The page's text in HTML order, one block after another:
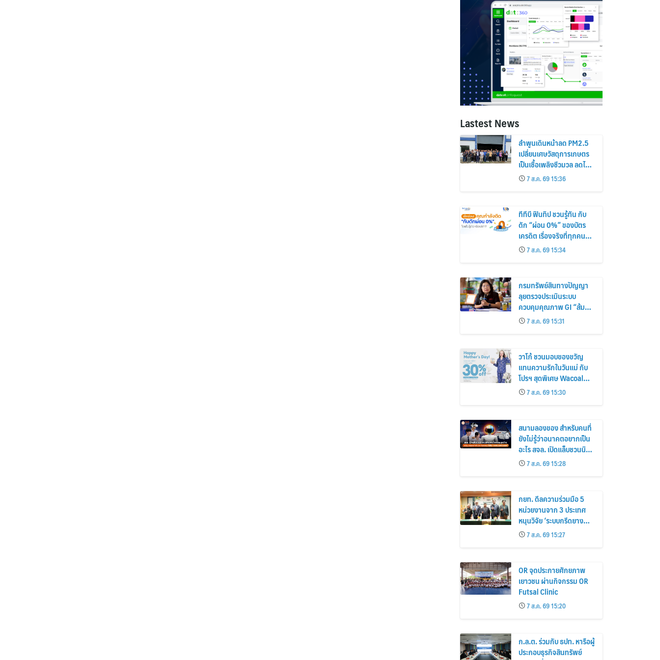
Lastest News
ลำพูนเดินหน้าลด PM2.5
เปลี่ยนเศษวัสดุการเกษตร
เป็นเชื้อเพลิงชีวมวล ลดไฟ
ป่า สร้างรายได้ชุมชน
7 ส.ค. 69 15:36
ทีทีบี ฟินทิป ชวนรู้ทัน กับ
ดัก “ผ่อน 0%” ของบัตร
เครดิต เรื่องจริงที่ทุกคน
ต้องรู้ก่อนแบกหนี้สะสมโดย
ไม่รู้ตัว
7 ส.ค. 69 15:34
กรมทรัพย์สินทางปัญญา
ลุยตรวจประเมินระบบ
ควบคุมคุณภาพ GI “ส้ม
โชกุนเบตง – มังคุดในสาย
หมอกเบตง”
7 ส.ค. 69 15:31
วาโก้ ชวนมอบของขวัญ
แทนความรักในวันแม่ กับ
โปรฯ สุดพิเศษ Wacoal
Mother’s Day Special
ลดทันที 30% เริ่ม 8 – 12
สิงหาคม 2569
7 ส.ค. 69 15:30
สนามลองของ สำหรับคนที่
ยังไม่รู้ว่าอนาคตอยากเป็น
อะไร สจล. เปิดแล็บชวนนิว
เจนค้นหานวัตกรรมสุด
แปลกแต่มีอยู่จริง พร้อมทด
ลองสกิลใหม่และค้นหาคณะ
ที่ใช่ใน “KMITL EXPO
2026”
7 ส.ค. 69 15:28
กยท. ดีลความร่วมมือ 5
หน่วยงานจาก 3 ประเทศ
หนุนวิจัย ‘ระบบกรีดยาง
ความถี่ต่ำ’ ลดภาระ
แรงงาน เพิ่มประสิทธิภาพ
การจัดการสวนยาง เสริม
7 ส.ค. 69 15:27
OR จุดประกายศักยภาพ
เยาวชน ผ่านกิจกรรม OR
Futsal Clinic
7 ส.ค. 69 15:20
ก.ล.ต. ร่วมกับ ธปท. หารือผู้
ประกอบธุรกิจสินทรัพย์